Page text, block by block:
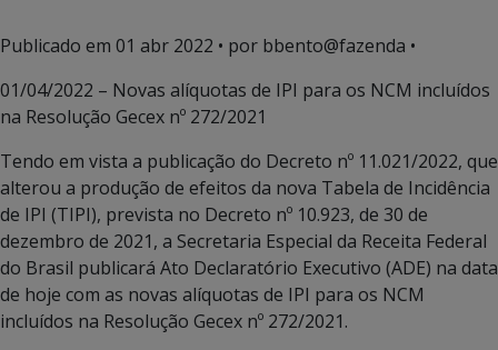
Publicado em 01 abr 2022 • por bbento@fazenda •
01/04/2022 – Novas alíquotas de IPI para os NCM incluídos
na Resolução Gecex nº 272/2021
Tendo em vista a publicação do Decreto nº 11.021/2022, que
alterou a produção de efeitos da nova Tabela de Incidência
de IPI (TIPI), prevista no Decreto nº 10.923, de 30 de
dezembro de 2021, a Secretaria Especial da Receita Federal
do Brasil publicará Ato Declaratório Executivo (ADE) na data
de hoje com as novas alíquotas de IPI para os NCM
incluídos na Resolução Gecex nº 272/2021.